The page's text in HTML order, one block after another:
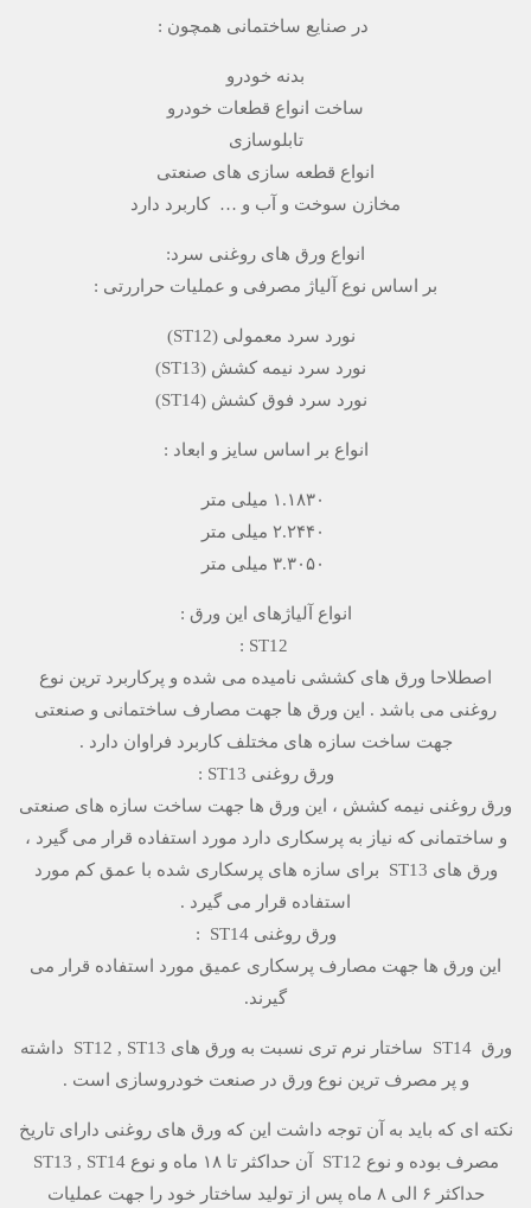
در صنایع ساختمانی همچون :
بدنه خودرو
ساخت انواع قطعات خودرو
تابلوسازی
انواع قطعه سازی های صنعتی
مخازن سوخت و آب و … کاربرد دارد
انواع ورق­ های روغنی سرد:
بر اساس نوع آلیاژ مصرفی و عملیات حراررتی :
نورد سرد معمولی (ST12)
نورد سرد نیمه کشش (ST13)
نورد سرد فوق کشش (ST14)
انواع بر اساس سایز و ابعاد :
انواع آلیاژهای این ورق :
اصطلاحا ورق های کششی نامیده می شده و پرکاربرد ترین نوع
روغنی می باشد . این ورق ها جهت مصارف ساختمانی و صنعتی
جهت ساخت سازه های مختلف کاربرد فراوان دارد .
ورق روغنی ST13 :
ورق روغنی نیمه کشش ، این ورق ها جهت ساخت سازه های صنعتی
و ساختمانی که نیاز به پرسکاری دارد مورد استفاده قرار می گیرد ،
ورق های ST13 برای سازه های پرسکاری شده با عمق کم مورد
استفاده قرار می گیرد .
ورق روغنی ST14 :
این ورق ها جهت مصارف پرسکاری عمیق مورد استفاده قرار می
گیرند.
ورق ST14 ساختار نرم تری نسبت به ورق های ST12 , ST13 داشته
و پر مصرف ترین نوع ورق در صنعت خودروسازی است .
نکته ای که باید به آن توجه داشت این که ورق های روغنی دارای تاریخ
مصرف بوده و نوع ST12 آن حداکثر تا ۱۸ ماه و نوع ST13 , ST14
حداکثر ۶ الی ۸ ماه پس از تولید ساختار خود را جهت عملیات